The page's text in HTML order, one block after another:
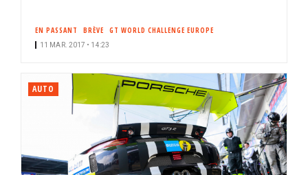
EN PASSANT BRÈVE GT WORLD CHALLENGE EUROPE
11 MAR. 2017 • 14:23
AUTO